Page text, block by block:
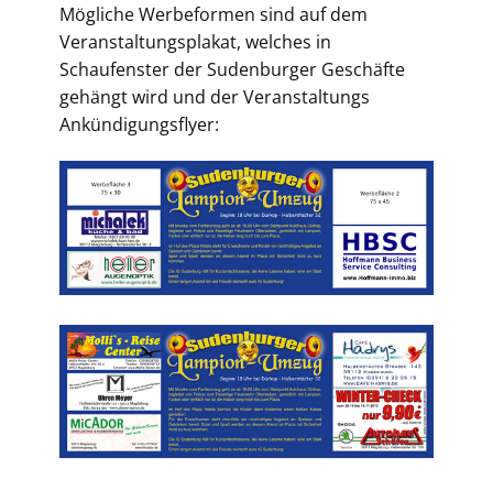
Mögliche Werbeformen sind auf dem
Veranstaltungsplakat, welches in
Schaufenster der Sudenburger Geschäfte
gehängt wird und der Veranstaltungs
Ankündigungsflyer: